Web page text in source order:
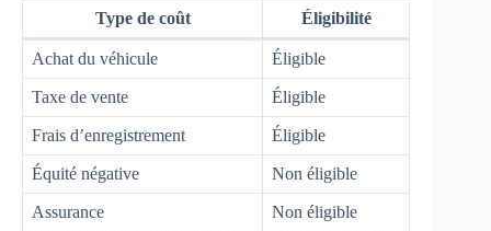
Type de coût Éligibilité
Achat du véhicule Éligible
Taxe de vente Éligible
Frais d’enregistrement Éligible
Équité négative Non éligible
Assurance
Non éligible